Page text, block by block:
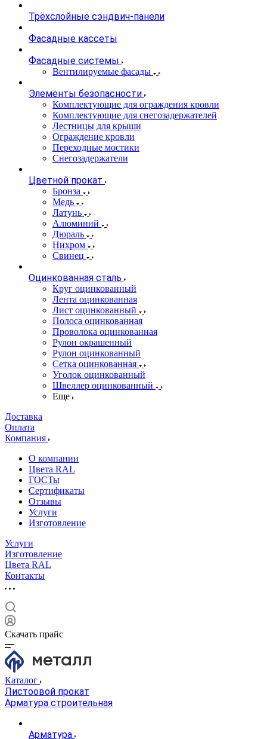
Трёхслойные сэндвич-панели
Фасадные кассеты
Фасадные системы
Вентилируемые фасады
Элементы безопасности
Комплектующие для ограждения кровли
Комплектующие для снегозадержателей
Лестницы для крыши
Ограждение кровли
Переходные мостики
Снегозадержатели
Цветной прокат
Бронза
Медь
Латунь
Алюминий
Дюраль
Нихром
Свинец
Оцинкованная сталь
Круг оцинкованный
Лента оцинкованная
Лист оцинкованный
Полоса оцинкованная
Проволока оцинкованная
Рулон окрашенный
Рулон оцинкованный
Сетка оцинкованная
Уголок оцинкованный
Швеллер оцинкованный
Еще
Доставка
Оплата
Компания
О компании
Цвета RAL
ГОСТы
Сертификаты
Отзывы
Услуги
Изготовление
Услуги
Изготовление
Цвета RAL
Контакты
Скачать прайс
Каталог
Листоовой прокат
Арматура строительная
Арматура